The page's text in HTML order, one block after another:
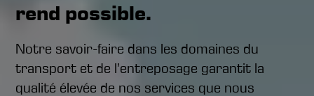
rend possible.
Notre savoir-faire dans les domaines du
transport et de l’entreposage garantit la
qualité élevée de nos services que nous